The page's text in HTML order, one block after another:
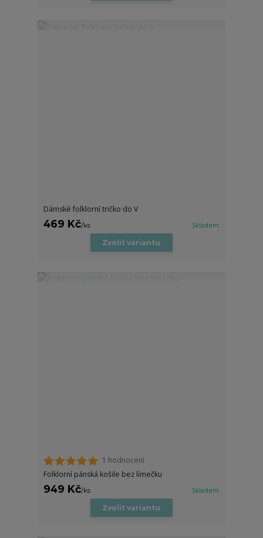
Dámské folklorní tričko do V
469 Kč/ks Skladem
Zvolit variantu
1 hodnocení
Folklorní pánská košile bez límečku
949 Kč/ks Skladem
Zvolit variantu